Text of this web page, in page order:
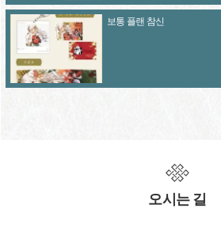
보통 플랜 참신
오시는 길